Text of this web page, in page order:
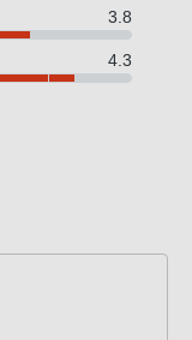
3.8
4.3